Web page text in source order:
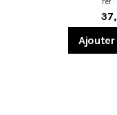
Ajouter